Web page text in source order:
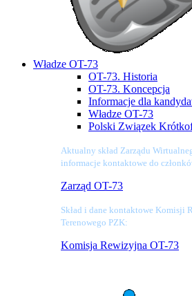
Władze OT-73
OT-73. Historia
OT-73. Koncepcja
Informacje dla
Władze OT-73
Polski Związek
Aktualny skład Zarządu
informacje kontaktowe do
Zarząd OT-73
Skład i dane kontaktowe Komisji
Terenowego PZK:
Komisja Rewizyjna OT-73